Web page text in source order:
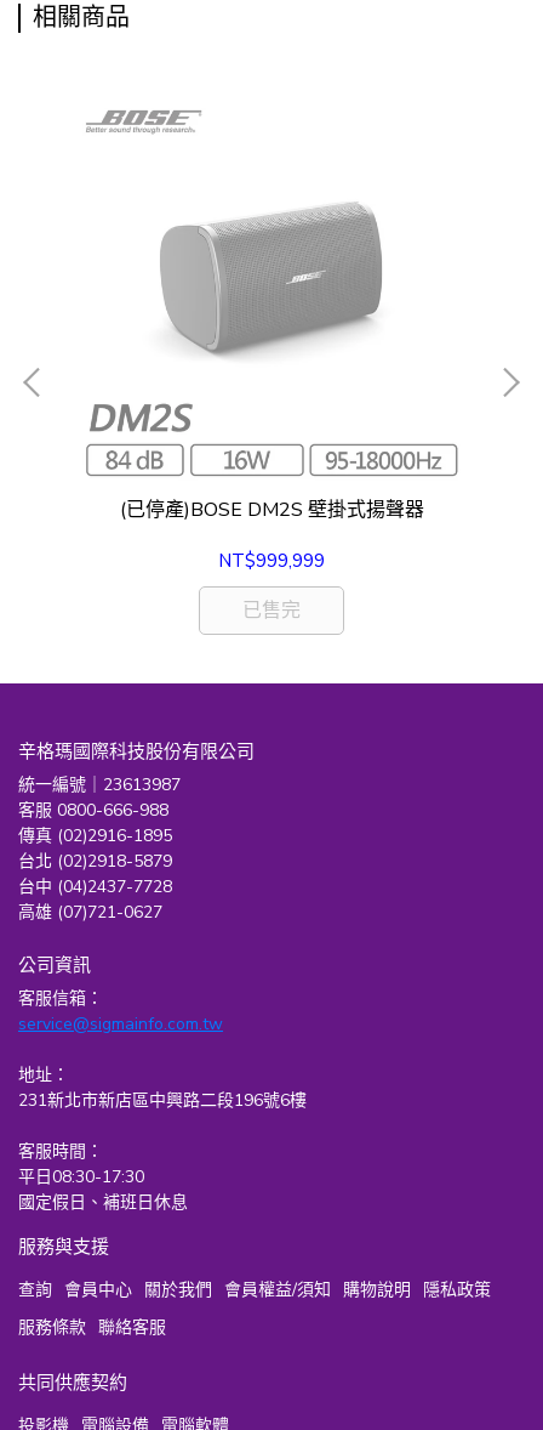
相關商品
(已停產)BOSE DM2S 壁掛式揚聲器
NT$999,999
已售完
辛格瑪國際科技股份有限公司
統一編號｜23613987
客服 0800-666-988
傳真 (02)2916-1895
台北 (02)2918-5879
台中 (04)2437-7728
高雄 (07)721-0627
公司資訊
客服信箱：
service@sigmainfo.com.tw
地址：
231新北市新店區中興路二段196號6樓
客服時間：
平日08:30-17:30
國定假日、補班日休息
服務與支援
查詢 會員中心 關於我們 會員權益/須知 購物說明
隱私政策
服務條款 聯絡客服
共同供應契約